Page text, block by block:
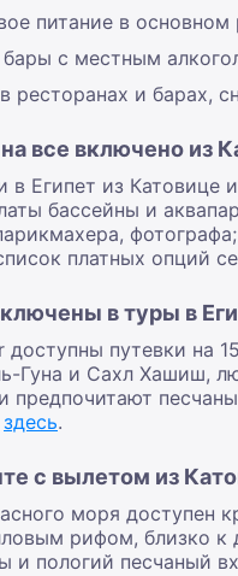
питание в
бары с местным
ресторанах и барах,
все включено из
в Египет из Катовице
бассейны и
платных опций
в туры в
доступны путевки на
Гуна и Сахл Хашиш,
предпочитают
здесь.
с вылетом из
моря доступен
рифом, близко к
и пологий песчаный